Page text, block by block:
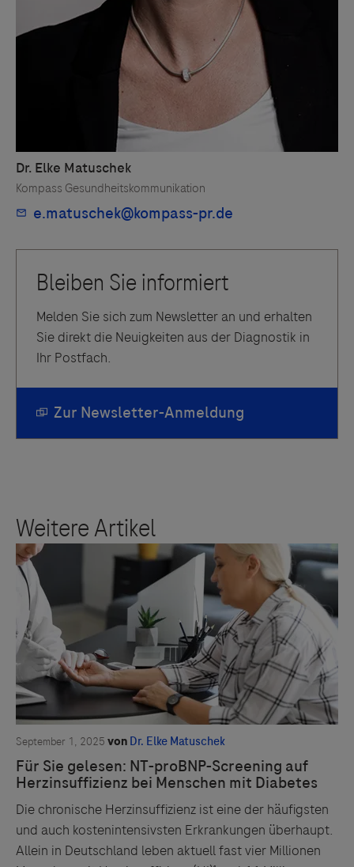
hohem-risiko-in-deutschland-2531306
https://doi.org/10.1093/eurheartj/ehad195
https://pubmed.ncbi.nlm.nih.gov/36356631/
https://pubmed.ncbi.nlm.nih.gov/34779112/
Melden Sie sich zum Newsletter an und erhalten
Sie direkt die Neuigkeiten aus der Diagnostik in
Ihr Postfach.